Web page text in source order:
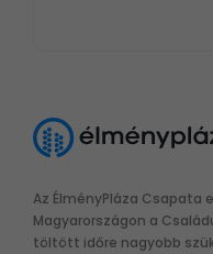
Az ÉlményPláza Csapata
Magyarországon a
töltött időre nagyobb